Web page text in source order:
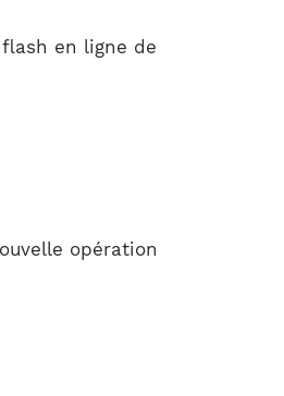
en ligne de
opération